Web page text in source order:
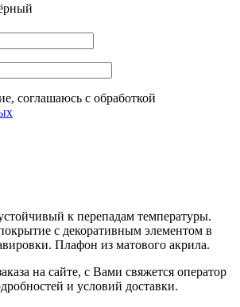
соглашаюсь с обработкой
к перепадам температуры.
с декоративным элементом в
Плафон из матового акрила.
на сайте, с Вами свяжется оператор
и условий доставки.